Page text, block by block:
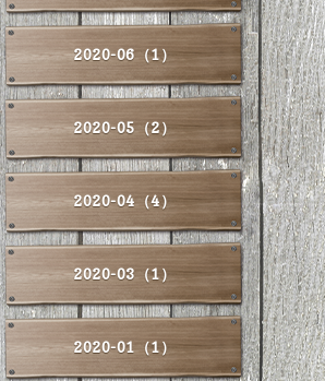
2020-06（1）
2020-05（2）
2020-04（4）
2020-03（1）
2020-01（1）